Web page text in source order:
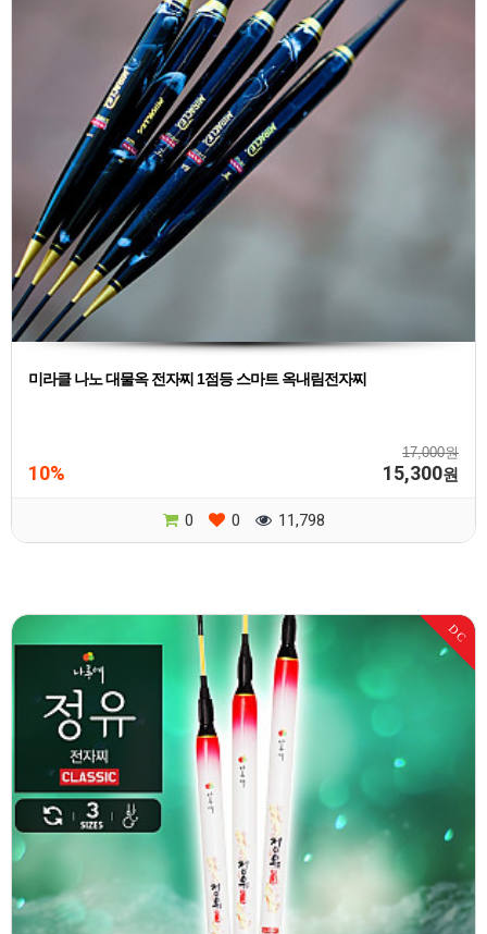
미라클 나노 대물옥 전자찌 1점등 스마트 옥내림전자찌
17,000원
10% 15,300원
0 0 11,798
DC